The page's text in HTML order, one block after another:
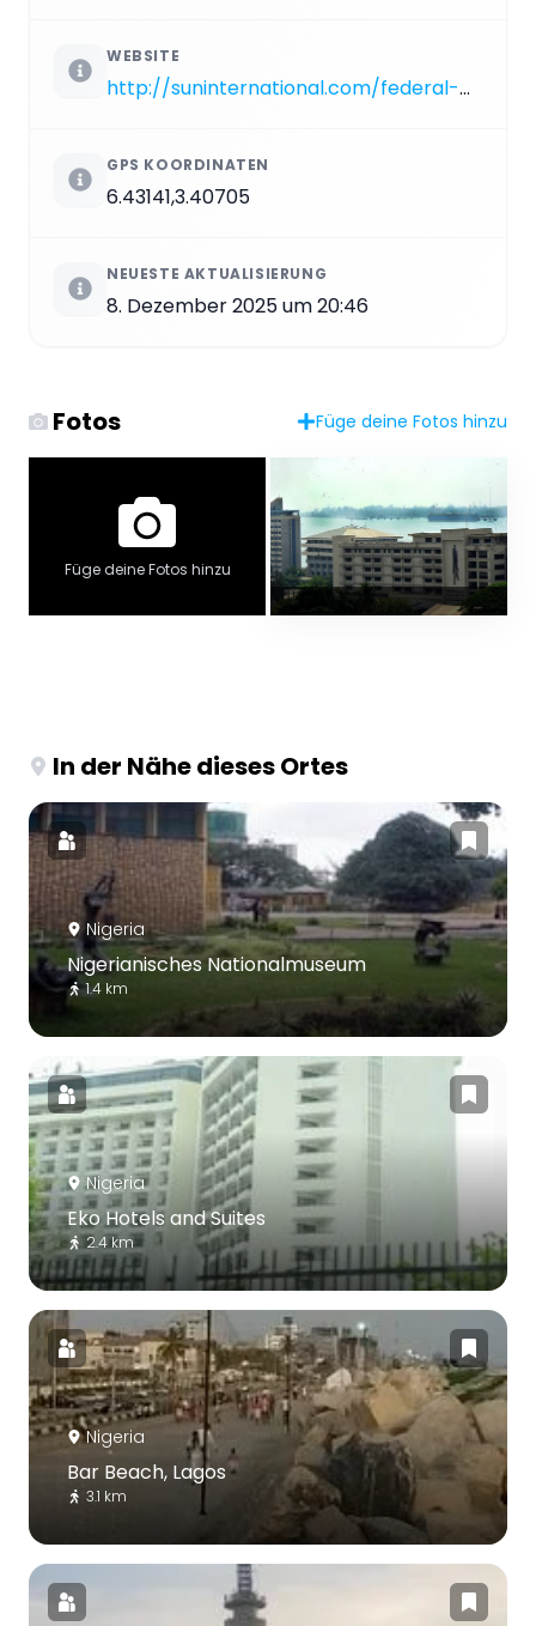
WEBSITE
http://suninternational.com/federal-palace
GPS KOORDINATEN
6.43141,3.40705
NEUESTE AKTUALISIERUNG
8. Dezember 2025 um 20:46
Fotos Füge deine Fotos hinzu
Füge deine Fotos hinzu
In der Nähe dieses Ortes
Nigeria
Nigerianisches Nationalmuseum
1.4 km
Nigeria
Eko Hotels and Suites
2.4 km
Nigeria
Bar Beach, Lagos
3.1 km